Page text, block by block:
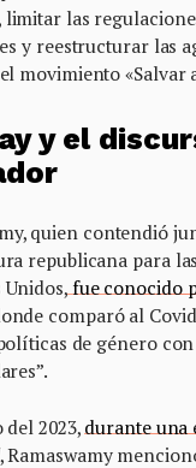
las
y reestructurar las
movimiento «Salvar
y el
quien contendió
republicana para
Unidos,fue conocido
comparó al
de género con
2023, durante una
, Ramaswamy